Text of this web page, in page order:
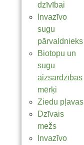
dzīvībai
Invazīvo
sugu
pārvaldnieks
Biotopu un
sugu
aizsardzības
mērķi
Ziedu pļavas
Dzīvais
mežs
Invazīvo